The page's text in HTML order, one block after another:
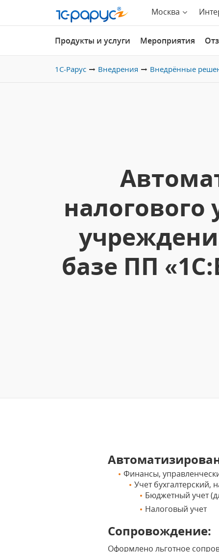
Москва
Продукты и услуги Мероприятия
1С-Рарус Внедрения Внедрённые
налогового
базе ПП
Финансы,
Учет
Бюджетный учет
Налоговый учет
Сопровождение:
Оформлено льготное